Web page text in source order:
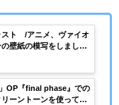
ト /アニメ、ヴァイオ
壁紙の模写をしまし
OP『final phase』での
ーントーンを使って描